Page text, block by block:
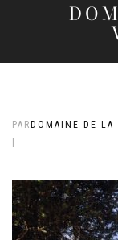
PAR DOMAINE DE LA